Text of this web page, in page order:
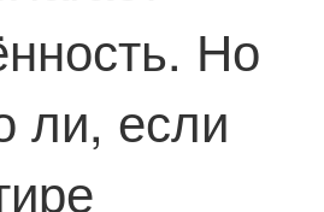
Но
ли, если